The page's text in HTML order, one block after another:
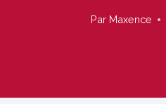
Par Maxence